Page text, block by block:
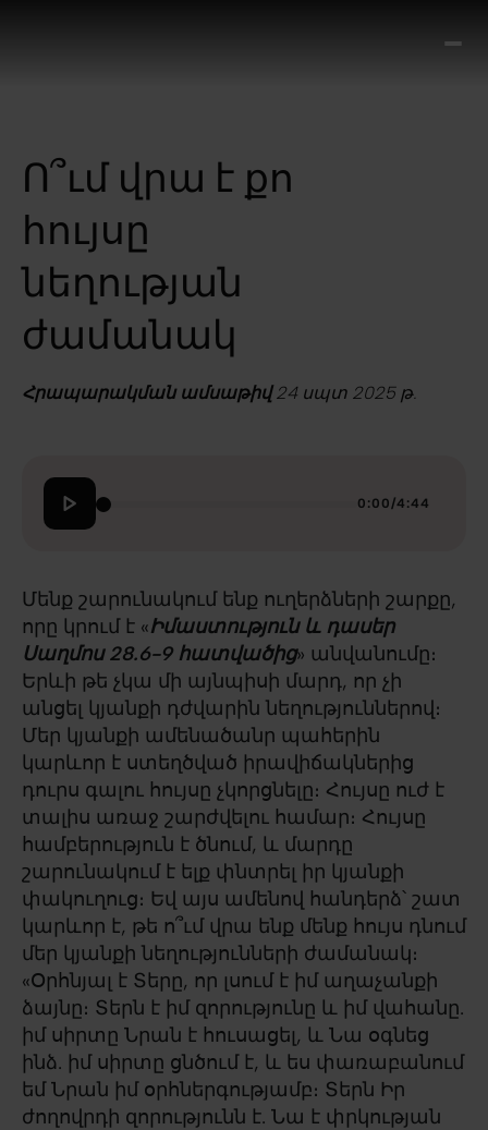
Ո՞ւմ վրա է քո
հույսը
նեղության
ժամանակ
Հրապարակման ամսաթիվ24 սպտ 2025 թ.
0:00 /4:44
Մենք շարունակում ենք ուղերձների շարքը,
որը կրում է «Իմաստություն և դասեր
Սաղմոս 28.6-9 հատվածից» անվանումը։
Երևի թե չկա մի այնպիսի մարդ, որ չի
անցել կյանքի դժվարին նեղություններով։
Մեր կյանքի ամենածանր պահերին
կարևոր է ստեղծված իրավիճակներից
դուրս գալու հույսը չկորցնելը։ Հույսը ուժ է
տալիս առաջ շարժվելու համար։ Հույսը
համբերություն է ծնում, և մարդը
շարունակում է ելք փնտրել իր կյանքի
փակուղուց։ Եվ այս ամենով հանդերձ՝ շատ
կարևոր է, թե ո՞ւմ վրա ենք մենք հույս դնում
մեր կյանքի նեղությունների ժամանակ։
«Օրհնյալ է Տերը, որ լսում է իմ աղաչանքի
ձայնը։ Տերն է իմ զորությունը և իմ վահանը.
իմ սիրտը Նրան է հուսացել, և Նա օգնեց
ինձ. իմ սիրտը ցնծում է, և ես փառաբանում
եմ Նրան իմ օրհներգությամբ։ Տերն Իր
ժողովրդի զորությունն է. Նա է փրկության